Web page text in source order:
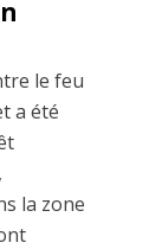
le feu
a été
la zone